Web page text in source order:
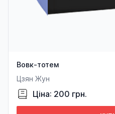
Вовк-тотем
Цзян Жун
Ціна: 200 грн.